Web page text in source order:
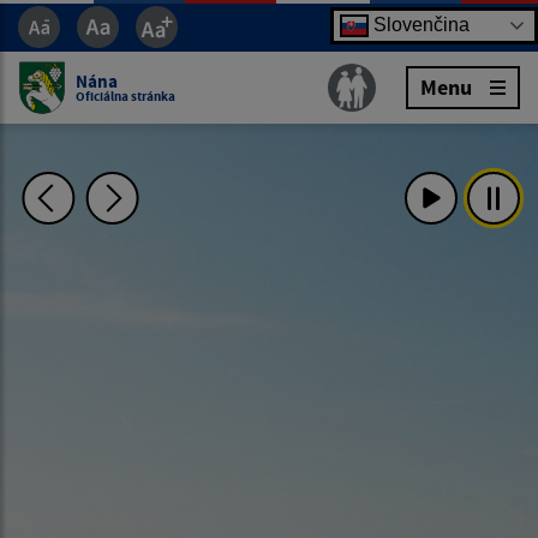
Slovenčina
Nána
Oficiálna stránka Menu